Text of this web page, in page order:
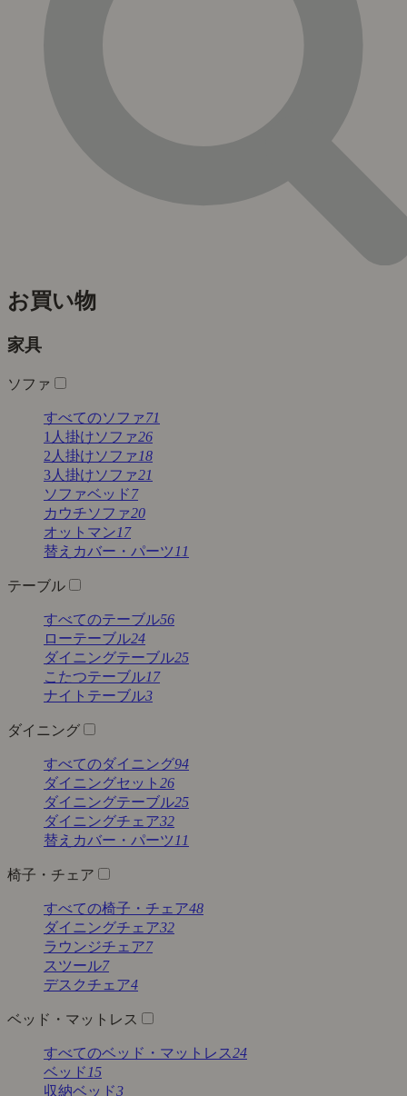
お買い物
家具
ソファ
すべてのソファ71
1人掛けソファ26
2人掛けソファ 18
3人掛けソファ21
ソファベッド7
カウチソファ20
オットマン17
替えカバー・パーツ 11
テーブル
すべてのテーブル56
ローテーブル24
ダイニングテーブル25
こたつテーブル17
ナイトテーブル3
ダイニング
すべてのダイニング94
ダイニングセット 26
ダイニングテーブル25
ダイニングチェア32
替えカバー・パーツ 11
椅子・チェア
すべての椅子・チェア48
ダイニングチェア32
ラウンジチェア7
スツール7
デスクチェア4
ベッド・マットレス
すべてのベッド・マットレス24
ベッド 15
収納ベッド3